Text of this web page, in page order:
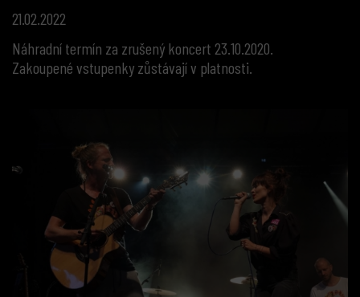
21.02.2022
Náhradní termín za zrušený koncert 23.10.2020.
Zakoupené vstupenky zůstávají v platnosti.